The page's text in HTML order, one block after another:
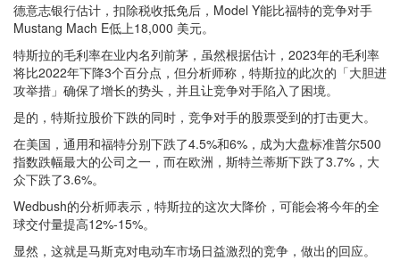
德意志银行估计，扣除税收抵免后，Model Y能比福特的竞争对手
Mustang Mach E低上18,000 美元。
特斯拉的毛利率在业内名列前茅，虽然根据估计，2023年的毛利率
将比2022年下降3个百分点，但分析师称，特斯拉的此次的「大胆进
攻举措」确保了增长的势头，并且让竞争对手陷入了困境。
是的，特斯拉股价下跌的同时，竞争对手的股票受到的打击更大。
在美国，通用和福特分别下跌了4.5%和6%，成为大盘标准普尔500
指数跌幅最大的公司之一，而在欧洲，斯特兰蒂斯下跌了3.7%，大
众下跌了3.6%。
Wedbush的分析师表示，特斯拉的这次大降价，可能会将今年的全
球交付量提高12%-15%。
显然，这就是马斯克对电动车市场日益激烈的竞争，做出的回应。